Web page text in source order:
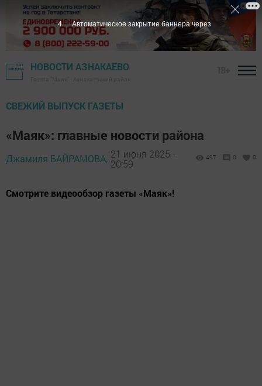
НОВОСТИ АЗНАКАЕВО
СВЕЖИЙ ВЫПУСК ГАЗЕТЫ
«Маяк»: главные новости района
Джамиля БАЙРАМОВА, 21 июня 2025 -
20:59
497 0 0
Смотрите видеообзор газеты «Маяк»!
3 Автоматическое закрытие баннера через